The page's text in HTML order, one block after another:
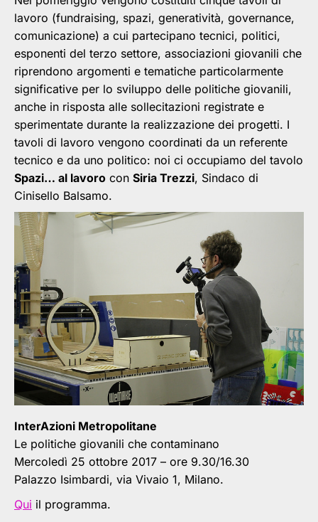
lavoro (fundraising, spazi, generatività, governance,
comunicazione) a cui partecipano tecnici, politici,
esponenti del terzo settore, associazioni giovanili che
riprendono argomenti e tematiche particolarmente
significative per lo sviluppo delle politiche giovanili,
anche in risposta alle sollecitazioni registrate e
sperimentate durante la realizzazione dei progetti. I
tavoli di lavoro vengono coordinati da un referente
tecnico e da uno politico: noi ci occupiamo del tavolo
Spazi… al lavoro con Siria Trezzi, Sindaco di
Cinisello Balsamo.
InterAzioni Metropolitane
Le politiche giovanili che contaminano
Mercoledì 25 ottobre 2017 – ore 9.30/16.30
Palazzo Isimbardi, via Vivaio 1, Milano.
Qui il programma.